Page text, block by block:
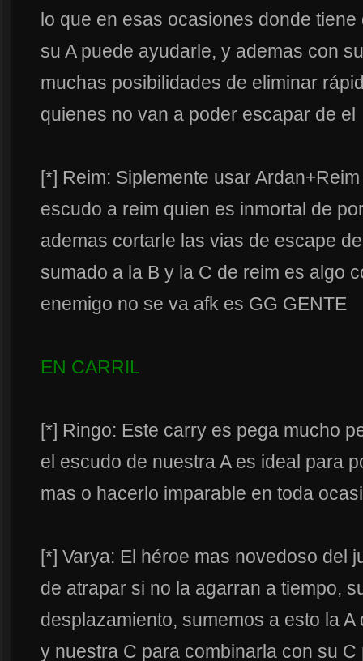
lo que en esas ocasiones donde
su A puede ayudarle, y ademas con
muchas posibilidades de eliminar
quienes no van a poder escapar de el
[*] Reim: Siplemente usar
escudo a reim quien es inmortal de
ademas cortarle las vias de escape
sumado a la B y la C de reim es algo
enemigo no se va afk es GG GENTE
EN CARRIL
[*] Ringo: Este carry es pega mucho
el escudo de nuestra A es ideal para
mas o hacerlo imparable en toda
[*] Varya: El héroe mas novedoso del
de atrapar si no la agarran a tiempo,
desplazamiento, sumemos a esto la
y nuestra C para combinarla con su